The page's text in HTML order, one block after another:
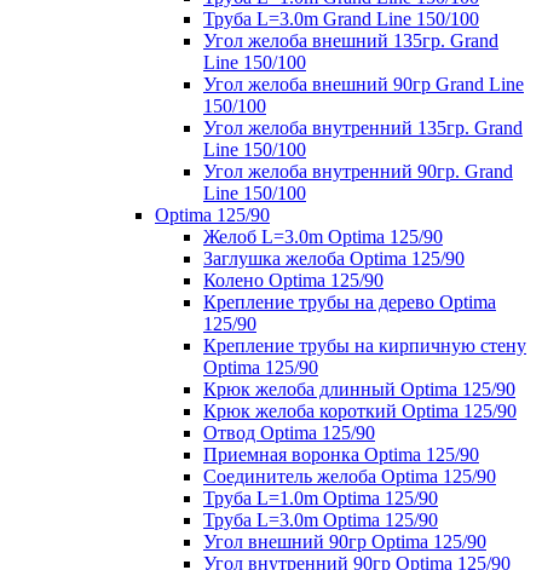
Труба L=3.0m Grand Line 150/100
Угол желоба внешний 135гр. Grand
Line 150/100
Угол желоба внешний 90гр Grand Line
150/100
Угол желоба внутренний 135гр. Grand
Line 150/100
Угол желоба внутренний 90гр. Grand
Line 150/100
Optima 125/90
Желоб L=3.0m Optima 125/90
Заглушка желоба Optima 125/90
Колено Optima 125/90
Крепление трубы на дерево Optima
125/90
Крепление трубы на кирпичную стену
Optima 125/90
Крюк желоба длинный Optima 125/90
Крюк желоба короткий Optima 125/90
Отвод Optima 125/90
Приемная воронка Optima 125/90
Соединитель желоба Optima 125/90
Труба L=1.0m Optima 125/90
Труба L=3.0m Optima 125/90
Угол внешний 90гр Optima 125/90
Угол внутренний 90гр Optima 125/90